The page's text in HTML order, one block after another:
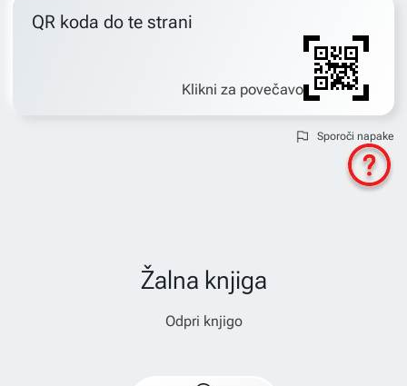
QR koda do te strani
Klikni za povečavo
Sporoči napake
Žalna knjiga
Odpri knjigo